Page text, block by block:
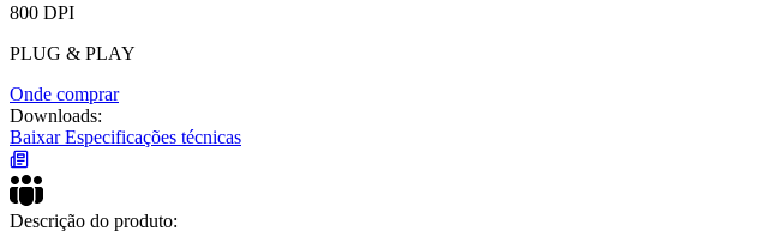
800 DPI
PLUG & PLAY
Onde comprar
Downloads:
Baixar Especificações técnicas
Descrição do produto: